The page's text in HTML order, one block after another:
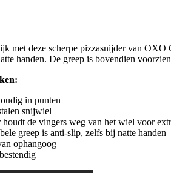
met deze scherpe pizzasnijder van
handen. De greep is bovendien
in punten
snijwiel
houdt de vingers weg van het wiel voor
greep is anti-slip, zelfs bij natte handen
ophangoog